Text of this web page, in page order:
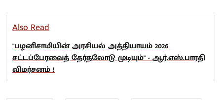
Also Read
"பழனிசாமியின் அரசியல் அத்தியாயம் 2026
சட்டப்பேரவைத் தேர்தலோடு முடியும்" - ஆர்.எஸ்.பாரதி
விமர்சனம் !